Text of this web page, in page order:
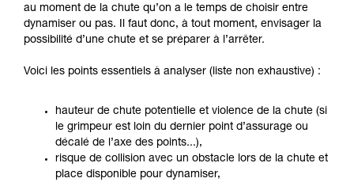
au moment de la chute qu’on a le temps de choisir entre
dynamiser ou pas. Il faut donc, à tout moment, envisager la
possibilité d’une chute et se préparer à l’arrêter.
Voici les points essentiels à analyser (liste non exhaustive) :
hauteur de chute potentielle et violence de la chute (si
le grimpeur est loin du dernier point d’assurage ou
décalé de l’axe des points...),
risque de collision avec un obstacle lors de la chute et
place disponible pour dynamiser,